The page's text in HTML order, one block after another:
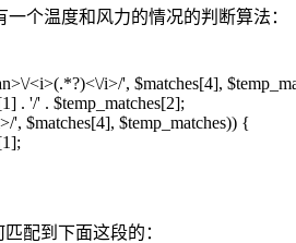
个温度和风力的情况的判断算法：
<i>(.*?)<\/i>/', $matches[4],
. '/' . $temp_matches[2];
$matches[4], $temp_matches)) {
配到下面这段的：